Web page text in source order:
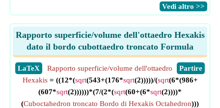
​Vedi altro >>
Rapporto superficie/volume dell'ottaedro Hexakis
dato il bordo cubottaedro troncato Formula
​LaTeX ​Partire
Rapporto superficie/volume dell'ottaedro
Hexakis= ((12*(sqrt(543+(176*sqrt(2)))))/(sqrt(6*(986+
(607*sqrt(2))))))*(7/(2*(sqrt(60+(6*sqrt(2))))*
(Cuboctahedron troncato Bordo di Hexakis Octahedron)))